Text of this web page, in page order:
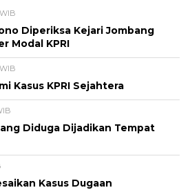
Diperiksa Kejari Jombang
Modal KPRI
Kasus KPRI Sejahtera
Diduga Dijadikan Tempat
Kasus Dugaan